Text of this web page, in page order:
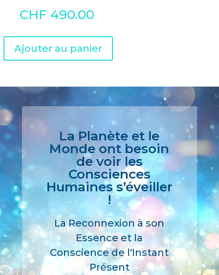
CHF 490.00
Ajouter au panier
n
a
t
i
v
e
La Planète et le
Monde ont besoin
de voir les
Consciences
Humaines s’éveiller
!
La Reconnexion à son
Essence et la
Conscience de l'Instant
Présent